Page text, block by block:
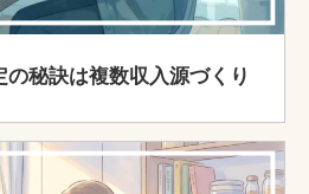
秘訣は複数収入源づくり